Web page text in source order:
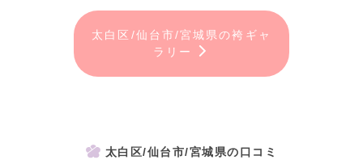
太白区/仙台市/宮城県の袴ギャ
ラリー
太白区/仙台市/宮城県の口コミ